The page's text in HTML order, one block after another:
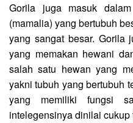
Gorila juga masuk
(mamalia) yang bertubuh
yang sangat besar. Gorila
yang memakan hewani
salah satu hewan yang
yakni tubuh yang bertubuh
yang memiliki fungsi
intelegensinya dinilai cukup